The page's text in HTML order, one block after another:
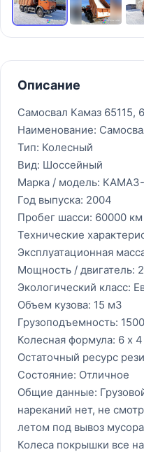
Описание
Самосвал Камаз 65115,
Наименование:
Тип: Колесный
Вид: Шоссейный
Марка / модель:
Год выпуска: 2004
Пробег шасси: 60000 км
Технические
Эксплуатационная
Мощность / двигатель:
Экологический класс:
Объем кузова: 15 м3
Грузоподъемность:
Колесная формула: 6 x 4
Остаточный ресурс
Состояние: Отличное
Общие данные:
нареканий нет, не
летом под вывоз
Колеса покрышки все